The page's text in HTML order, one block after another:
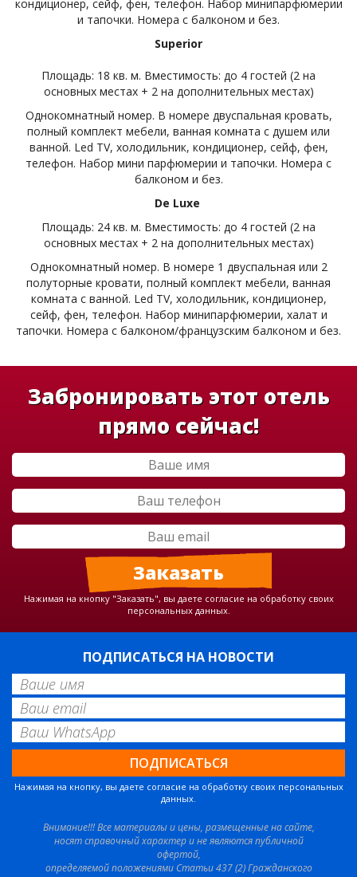
кондиционер, сейф, фен, телефон. Набор минипарфюмерии
и тапочки. Номера с балконом и без.
Superior
Площадь: 18 кв. м. Вместимость: до 4 гостей (2 на
основных местах + 2 на дополнительных местах)
Однокомнатный номер. В номере двуспальная кровать,
полный комплект мебели, ванная комната с душем или
ванной. Led TV, холодильник, кондиционер, сейф, фен,
телефон. Набор мини парфюмерии и тапочки. Номера с
балконом и без.
De Luxe
Площадь: 24 кв. м. Вместимость: до 4 гостей (2 на
основных местах + 2 на дополнительных местах)
Однокомнатный номер. В номере 1 двуспальная или 2
полуторные кровати, полный комплект мебели, ванная
комната с ванной. Led TV, холодильник, кондиционер,
сейф, фен, телефон. Набор минипарфюмерии, халат и
тапочки. Номера с балконом/французским балконом и без.
Забронировать этот отель
прямо сейчас!
Нажимая на кнопку "Заказать", вы даете согласие на обработку своих
персональных данных.
ПОДПИСАТЬСЯ НА НОВОСТИ
Нажимая на кнопку, вы даете согласие на обработку своих персональных
данных.
Внимание!!! Все материалы и цены, размещенные на сайте,
носят справочный характер и не являются публичной
офертой,
определяемой положениями Статьи 437 (2) Гражданского